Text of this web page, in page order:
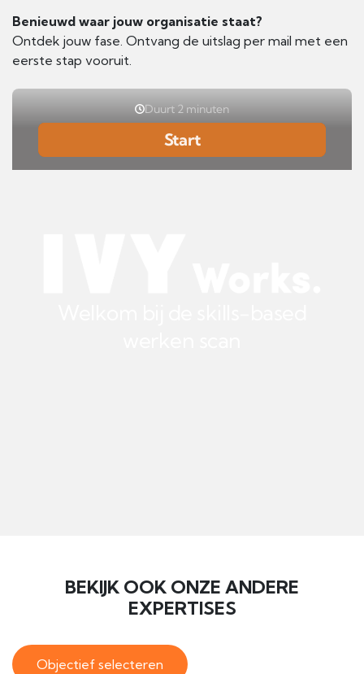
Benieuwd waar jouw organisatie staat?
Ontdek jouw fase. Ontvang de uitslag per mail met een
eerste stap vooruit.
BEKIJK OOK ONZE ANDERE
EXPERTISES
Objectief selecteren